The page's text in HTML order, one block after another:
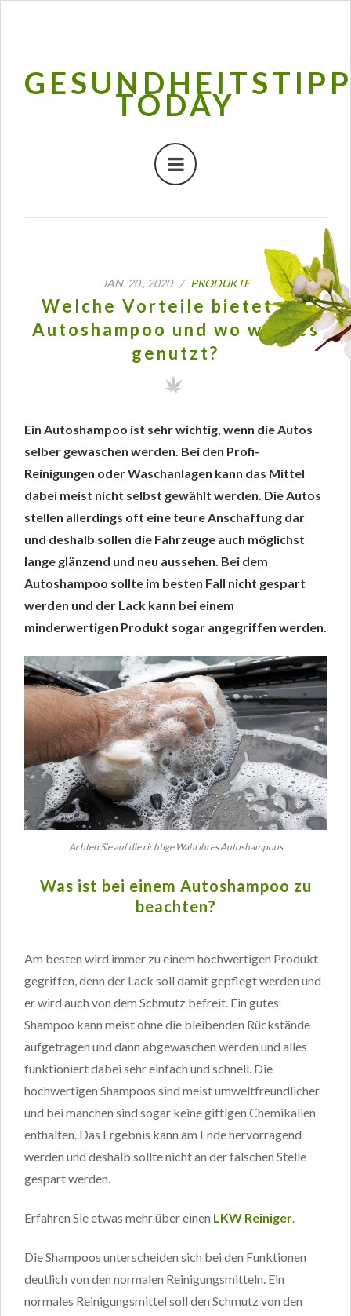
TODAY
JAN. 20., 2020 / PRODUKTE
Welche Vorteile bietet ein
Autoshampoo und wo wird es
genutzt?
Ein Autoshampoo ist sehr wichtig, wenn die Autos
selber gewaschen werden. Bei den Profi-
Reinigungen oder Waschanlagen kann das Mittel
dabei meist nicht selbst gewählt werden. Die Autos
stellen allerdings oft eine teure Anschaffung dar
und deshalb sollen die Fahrzeuge auch möglichst
lange glänzend und neu aussehen. Bei dem
Autoshampoo sollte im besten Fall nicht gespart
werden und der Lack kann bei einem
minderwertigen Produkt sogar angegriffen werden.
Achten Sie auf die richtige Wahl ihres Autoshampoos
Was ist bei einem Autoshampoo zu
beachten?
Am besten wird immer zu einem hochwertigen Produkt
gegriffen, denn der Lack soll damit gepflegt werden und
er wird auch von dem Schmutz befreit. Ein gutes
Shampoo kann meist ohne die bleibenden Rückstände
aufgetragen und dann abgewaschen werden und alles
funktioniert dabei sehr einfach und schnell. Die
hochwertigen Shampoos sind meist umweltfreundlicher
und bei manchen sind sogar keine giftigen Chemikalien
enthalten. Das Ergebnis kann am Ende hervorragend
werden und deshalb sollte nicht an der falschen Stelle
gespart werden.
Erfahren Sie etwas mehr über einen LKW Reiniger
Die Shampoos unterscheiden sich bei den Funktionen
deutlich von den normalen Reinigungsmitteln. Ein
normales Reinigungsmittel soll den Schmutz von den